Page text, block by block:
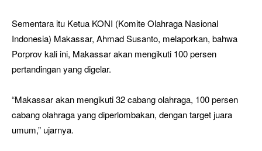
Sementara itu Ketua KONI (Komite Olahraga Nasional
Indonesia) Makassar, Ahmad Susanto, melaporkan, bahwa
Porprov kali ini, Makassar akan mengikuti 100 persen
pertandingan yang digelar.
“Makassar akan mengikuti 32 cabang olahraga, 100 persen
cabang olahraga yang diperlombakan, dengan target juara
umum,” ujarnya.